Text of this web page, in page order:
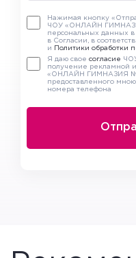
Нажимая кнопку
ЧОУ «ОНЛАЙН
персональных данных
в Согласии, в
и
Политики обработки
Я даю свое согласие
получение рекламной
«ОНЛАЙН ГИМНАЗИЯ №
предоставленного
номера телефона